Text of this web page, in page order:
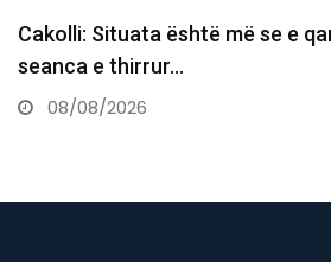
Burim Ramadani për deputetët e
pushtetit: Joseriozitet total, a ju…
08/08/2026